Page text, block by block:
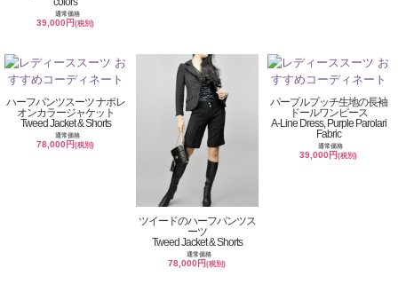
通常価格
39,000円(税別)
ハーフパンツスーツ ナポレ
オンカラージャケット
Tweed Jacket & Shorts
通常価格
78,000円(税別)
ツイードのハーフパンツス
ーツ
Tweed Jacket & Shorts
通常価格
78,000円(税別)
パープルプッチ生地の長袖
ドールワンピース
A-Line Dress, Purple Parolari
Fabric
通常価格
39,000円(税別)